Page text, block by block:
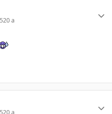
20 a